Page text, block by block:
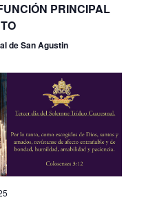
PRINCIPAL
de San Agustin